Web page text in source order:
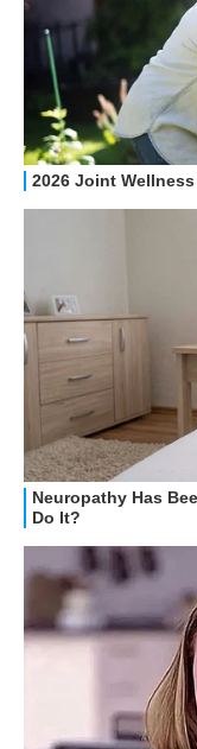
HOW TO